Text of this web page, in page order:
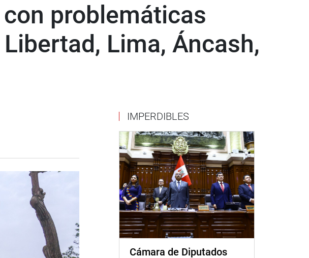
problemáticas
Lima, Áncash,
IMPERDIBLES
Cámara de Diputados